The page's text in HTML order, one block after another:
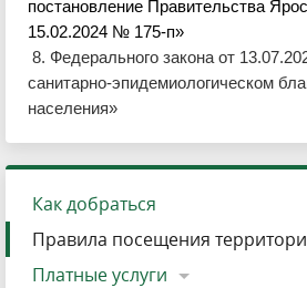
постановление Правительства
15.02.2024 № 175-п»
8. Федерального закона от
санитарно-эпидемиологическом
населения»
Как добраться
Правила посещения
Платные услуги